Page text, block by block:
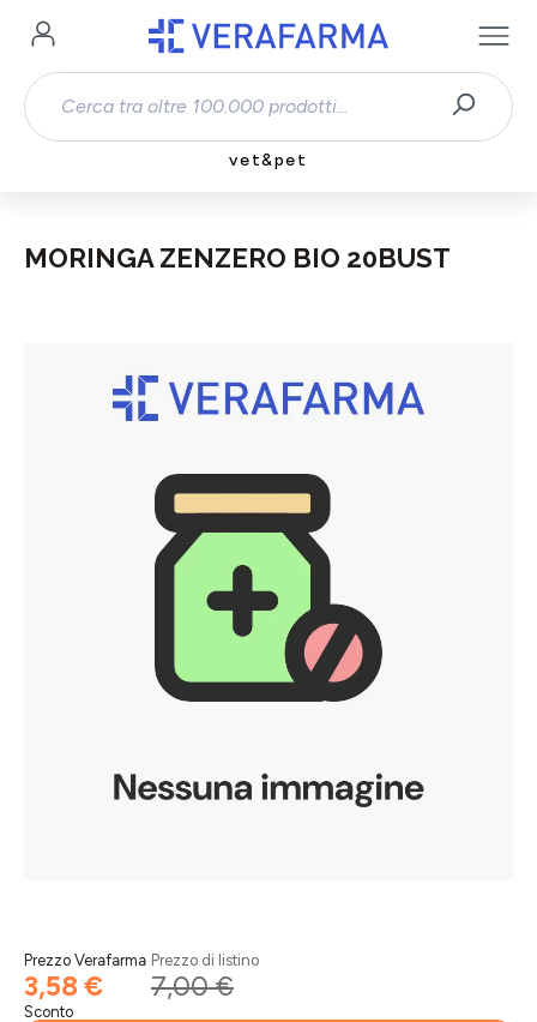
Passa al contenuto principale
vet&pet
MORINGA ZENZERO BIO 20BUST
Prezzo Verafarma
3,58 €
Prezzo di listino
7,00 €
Sconto